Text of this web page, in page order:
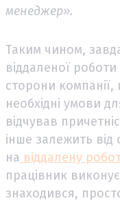
менеджер».
Таким чином,
віддаленої
сторони
необхідні умови
відчував
інше залежить
на віддалену
працівник
знаходився,